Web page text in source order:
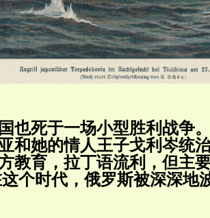
也死于一场小型胜利战争
和她的情人王子戈利岑统
教育，拉丁语流利，但主
个时代，俄罗斯被深深地